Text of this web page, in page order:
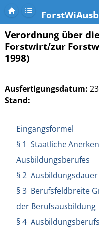
Verordnung über
Forstwirt/zur
1998)
Ausfertigungsdatum:
Stand:
Eingangsformel
§ 1 Staatliche
Ausbildungsberufes
§ 2 Ausbildungsdauer
§ 3 Berufsfeldbreite
der Berufsausbildung
§ 4